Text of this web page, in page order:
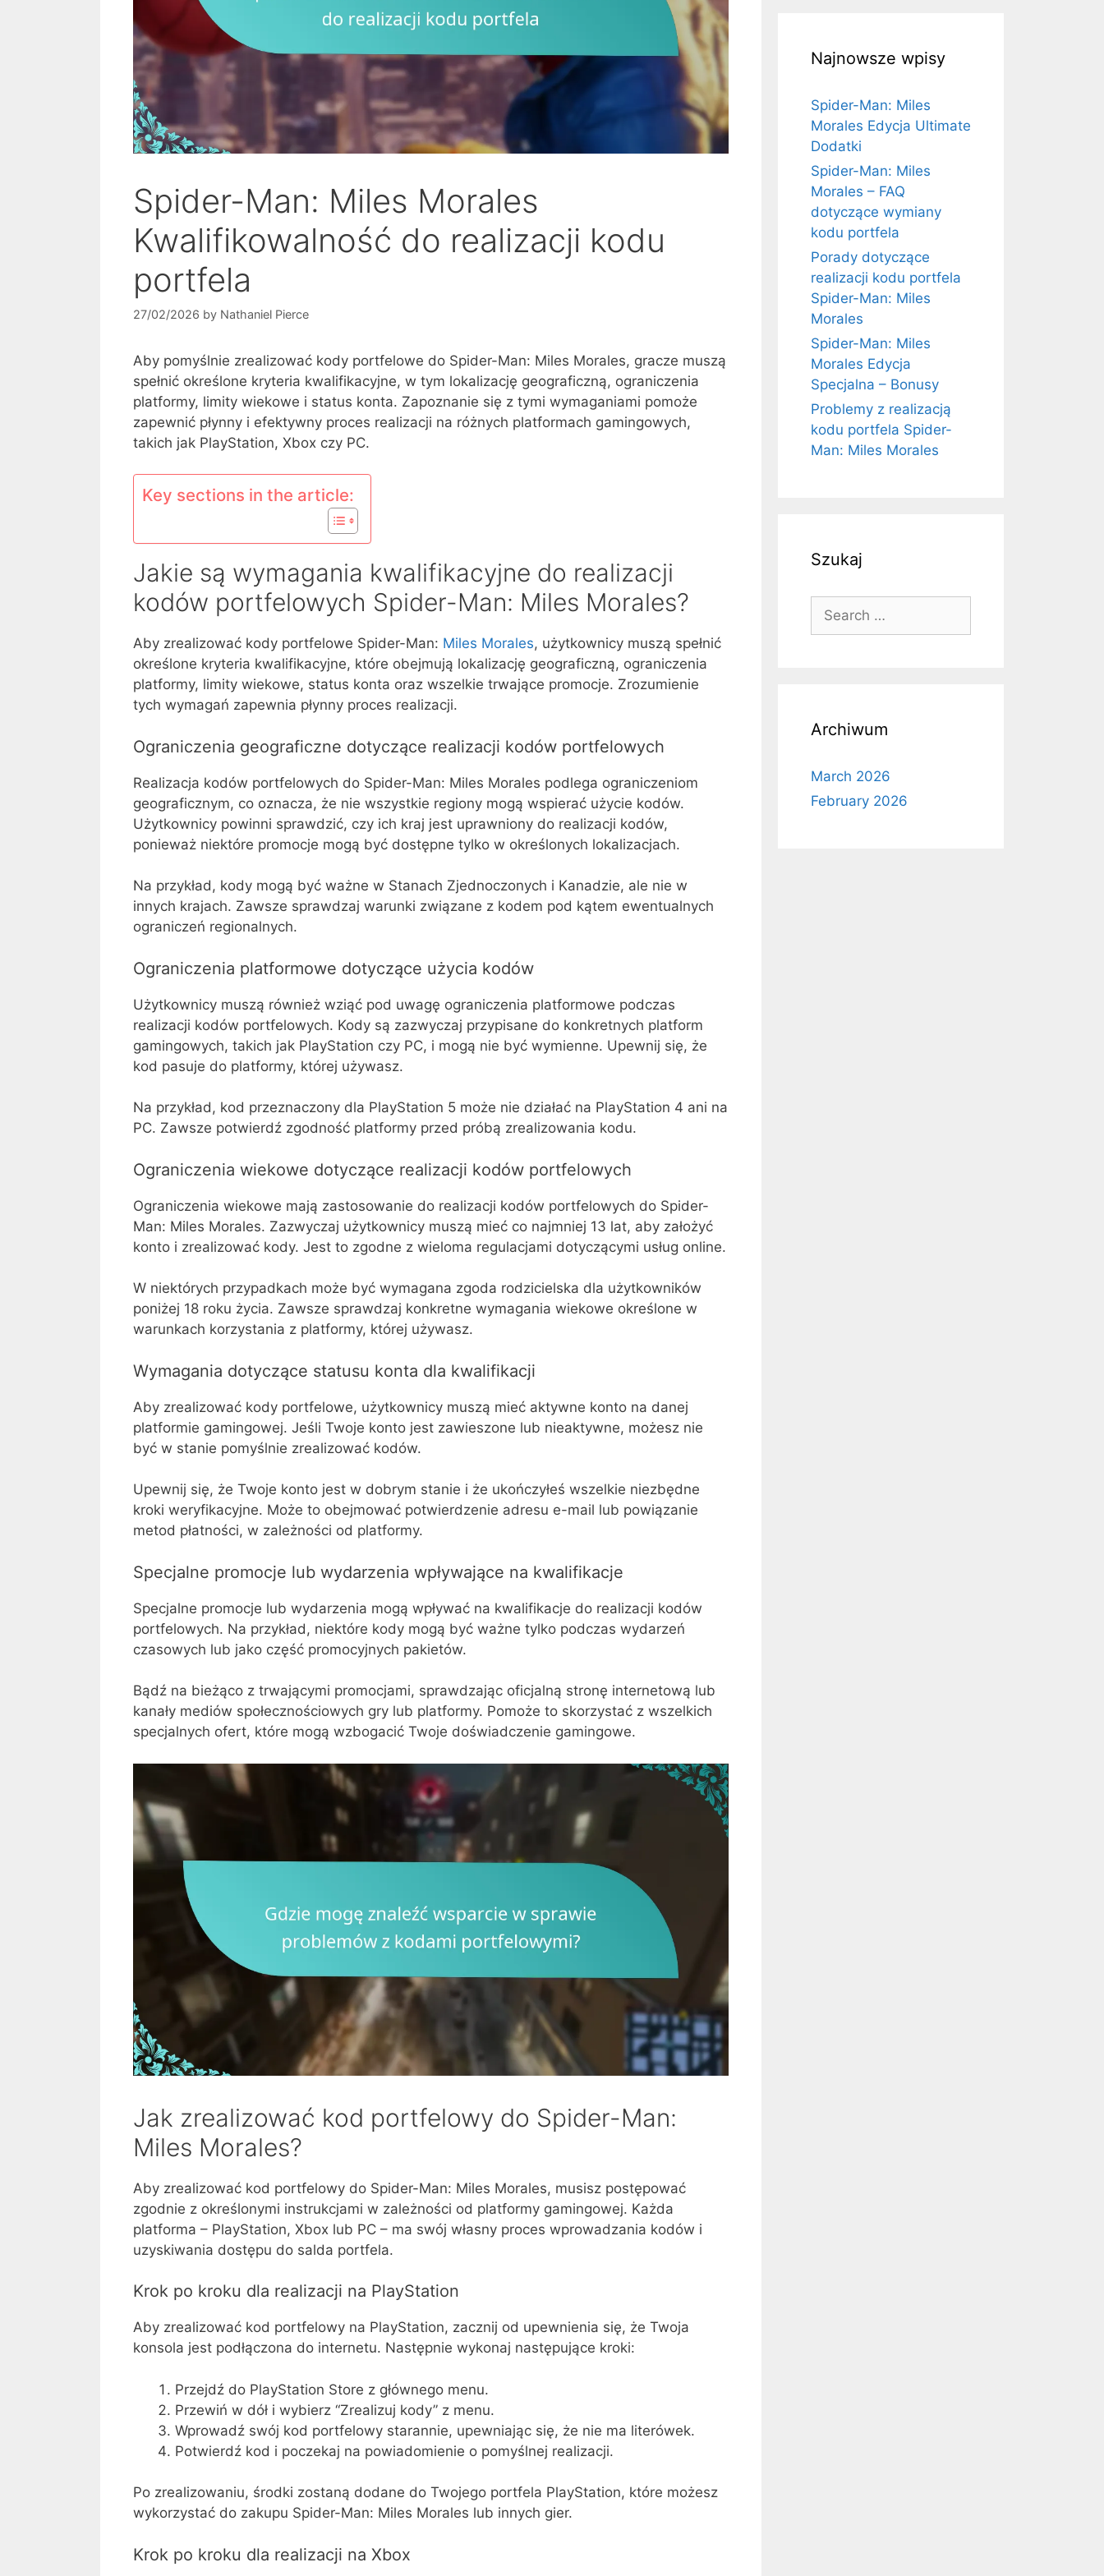
Spider-Man: Miles Morales
Kwalifikowalność do realizacji kodu
portfela
27/02/2026 by Nathaniel Pierce
Aby pomyślnie zrealizować kody portfelowe do Spider-Man: Miles Morales, gracze muszą
spełnić określone kryteria kwalifikacyjne, w tym lokalizację geograficzną, ograniczenia
platformy, limity wiekowe i status konta. Zapoznanie się z tymi wymaganiami pomoże
zapewnić płynny i efektywny proces realizacji na różnych platformach gamingowych,
takich jak PlayStation, Xbox czy PC.
Key sections in the article:
Jakie są wymagania kwalifikacyjne do realizacji
kodów portfelowych Spider-Man: Miles Morales?
Aby zrealizować kody portfelowe Spider-Man: Miles Morales, użytkownicy muszą spełnić
określone kryteria kwalifikacyjne, które obejmują lokalizację geograficzną, ograniczenia
platformy, limity wiekowe, status konta oraz wszelkie trwające promocje. Zrozumienie
tych wymagań zapewnia płynny proces realizacji.
Ograniczenia geograficzne dotyczące realizacji kodów portfelowych
Realizacja kodów portfelowych do Spider-Man: Miles Morales podlega ograniczeniom
geograficznym, co oznacza, że nie wszystkie regiony mogą wspierać użycie kodów.
Użytkownicy powinni sprawdzić, czy ich kraj jest uprawniony do realizacji kodów,
ponieważ niektóre promocje mogą być dostępne tylko w określonych lokalizacjach.
Na przykład, kody mogą być ważne w Stanach Zjednoczonych i Kanadzie, ale nie w
innych krajach. Zawsze sprawdzaj warunki związane z kodem pod kątem ewentualnych
ograniczeń regionalnych.
Ograniczenia platformowe dotyczące użycia kodów
Użytkownicy muszą również wziąć pod uwagę ograniczenia platformowe podczas
realizacji kodów portfelowych. Kody są zazwyczaj przypisane do konkretnych platform
gamingowych, takich jak PlayStation czy PC, i mogą nie być wymienne. Upewnij się, że
kod pasuje do platformy, której używasz.
Na przykład, kod przeznaczony dla PlayStation 5 może nie działać na PlayStation 4 ani na
PC. Zawsze potwierdź zgodność platformy przed próbą zrealizowania kodu.
Ograniczenia wiekowe dotyczące realizacji kodów portfelowych
Ograniczenia wiekowe mają zastosowanie do realizacji kodów portfelowych do Spider-
Man: Miles Morales. Zazwyczaj użytkownicy muszą mieć co najmniej 13 lat, aby założyć
konto i zrealizować kody. Jest to zgodne z wieloma regulacjami dotyczącymi usług online.
W niektórych przypadkach może być wymagana zgoda rodzicielska dla użytkowników
poniżej 18 roku życia. Zawsze sprawdzaj konkretne wymagania wiekowe określone w
warunkach korzystania z platformy, której używasz.
Wymagania dotyczące statusu konta dla kwalifikacji
Aby zrealizować kody portfelowe, użytkownicy muszą mieć aktywne konto na danej
platformie gamingowej. Jeśli Twoje konto jest zawieszone lub nieaktywne, możesz nie
być w stanie pomyślnie zrealizować kodów.
Upewnij się, że Twoje konto jest w dobrym stanie i że ukończyłeś wszelkie niezbędne
kroki weryfikacyjne. Może to obejmować potwierdzenie adresu e-mail lub powiązanie
metod płatności, w zależności od platformy.
Specjalne promocje lub wydarzenia wpływające na kwalifikacje
Specjalne promocje lub wydarzenia mogą wpływać na kwalifikacje do realizacji kodów
portfelowych. Na przykład, niektóre kody mogą być ważne tylko podczas wydarzeń
czasowych lub jako część promocyjnych pakietów.
Bądź na bieżąco z trwającymi promocjami, sprawdzając oficjalną stronę internetową lub
kanały mediów społecznościowych gry lub platformy. Pomoże to skorzystać z wszelkich
specjalnych ofert, które mogą wzbogacić Twoje doświadczenie gamingowe.
Jak zrealizować kod portfelowy do Spider-Man:
Miles Morales?
Aby zrealizować kod portfelowy do Spider-Man: Miles Morales, musisz postępować
zgodnie z określonymi instrukcjami w zależności od platformy gamingowej. Każda
platforma – PlayStation, Xbox lub PC – ma swój własny proces wprowadzania kodów i
uzyskiwania dostępu do salda portfela.
Krok po kroku dla realizacji na PlayStation
Aby zrealizować kod portfelowy na PlayStation, zacznij od upewnienia się, że Twoja
konsola jest podłączona do internetu. Następnie wykonaj następujące kroki:
Przejdź do PlayStation Store z głównego menu.
Przewiń w dół i wybierz “Zrealizuj kody” z menu.
Wprowadź swój kod portfelowy starannie, upewniając się, że nie ma literówek.
Potwierdź kod i poczekaj na powiadomienie o pomyślnej realizacji.
Po zrealizowaniu, środki zostaną dodane do Twojego portfela PlayStation, które możesz
wykorzystać do zakupu Spider-Man: Miles Morales lub innych gier.
Krok po kroku dla realizacji na Xbox
Najnowsze wpisy
Spider-Man: Miles
Morales Edycja Ultimate
Dodatki
Spider-Man: Miles
Morales – FAQ
dotyczące wymiany
kodu portfela
Porady dotyczące
realizacji kodu portfela
Spider-Man: Miles
Morales
Spider-Man: Miles
Morales Edycja
Specjalna – Bonusy
Problemy z realizacją
kodu portfela Spider-
Man: Miles Morales
Szukaj
Search
for:
Archiwum
March 2026
February 2026